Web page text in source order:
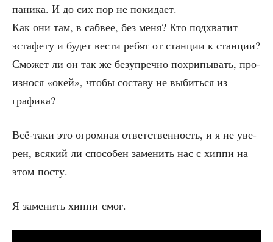
пани­ка. И до сих пор не покидает.
Как они там, в саб­вее, без меня? Кто под­хва­тит
эста­фе­ту и будет вести ребят от стан­ции к стан­ции?
Смо­жет ли он так же без­упреч­но похри­пы­вать, про­
из­но­ся «окей», что­бы соста­ву не выбить­ся из
графика?
Всё-таки это огром­ная ответ­ствен­ность, и я не уве­
рен, вся­кий ли спо­со­бен заме­нить нас с хип­пи на
этом посту.
Я заме­нить хип­пи смог.